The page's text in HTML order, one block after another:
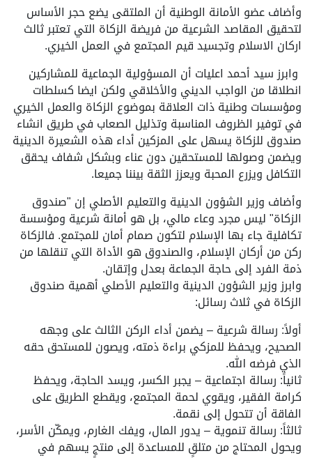
وأضاف عضو الأمانة الوطنية أن الملتقى يضع حجر الأساس
لتحقيق المقاصد الشرعية من فريضة الزكاة التي تعتبر ثالث
اركان الاسلام وتجسيد قيم المجتمع في العمل الخيري.
وابرز سيد أحمد اعليات أن المسؤولية الجماعية للمشاركين
انطلاقا من الواجب الديني والأخلاقي ولكن ايضا كسلطات
ومؤسسات وطنية ذات العلاقة بموضوع الزكاة والعمل الخيري
في توفير الظروف المناسبة وتذليل الصعاب في طريق انشاء
صندوق للزكاة يسهل على المزكين أداء هذه الشعيرة الدينية
ويضمن وصولها للمستحقين دون عناء وبشكل شفاف يحقق
التكافل ويزرع المحبة ويعزز الثقة بيننا جميعا.
وأضاف وزير الشؤون الدينية والتعليم الأصلي إن "صندوق
الزكاة" ليس مجرد وعاء مالي، بل هو أمانة شرعية ومؤسسة
تكافلية جاء بها الإسلام لتكون صمام أمان للمجتمع. فالزكاة
ركن من أركان الإسلام، والصندوق هو الأداة التي تنقلها من
ذمة الفرد إلى حاجة الجماعة بعدل وإتقان.
وابرز وزير الشؤون الدينية والتعليم الأصلي أهمية صندوق
الزكاة في ثلاث رسائل:
أولاً: رسالة شرعية – يضمن أداء الركن الثالث على وجهه
الصحيح، ويحفظ للمزكي براءة ذمته، ويصون للمستحق حقه
الذي فرضه الله.
ثانياً: رسالة اجتماعية – يجبر الكسر، ويسد الحاجة، ويحفظ
كرامة الفقير، ويقوي لحمة المجتمع، ويقطع الطريق على
الفاقة أن تتحول إلى نقمة.
ثالثاً: رسالة تنموية – يدور المال، ويفك الغارم، ويمكّن الأسر،
ويحول المحتاج من متلقٍ للمساعدة إلى منتجٍ يسهم في